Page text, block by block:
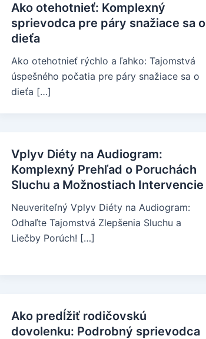
Ako otehotnieť: Komplexný
sprievodca pre páry snažiace sa o
dieťa
Ako otehotnieť rýchlo a ľahko: Tajomstvá
úspešného počatia pre páry snažiace sa o
dieťa […]
Vplyv Diéty na Audiogram:
Komplexný Prehľad o Poruchách
Sluchu a Možnostiach Intervencie
Neuveriteľný Vplyv Diéty na Audiogram:
Odhaľte Tajomstvá Zlepšenia Sluchu a
Liečby Porúch! […]
Ako predĺžiť rodičovskú
dovolenku: Podrobný sprievodca